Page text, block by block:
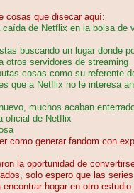
cosas que disecar aquí:
de Netflix en la bolsa
buscando un lugar donde
otros servidores de streaming
cosas como su referente
que a Netflix no le interesa
muchos acaban
oficial de Netflix
como generar fandom con
la oportunidad de
solo espero que las
hogar en otro estudio.